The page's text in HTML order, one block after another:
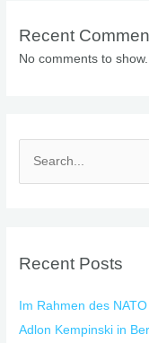
Recent
No comments to show.
c
f
o
Recent Posts
Im Rahmen des
Adlon Kempinski in